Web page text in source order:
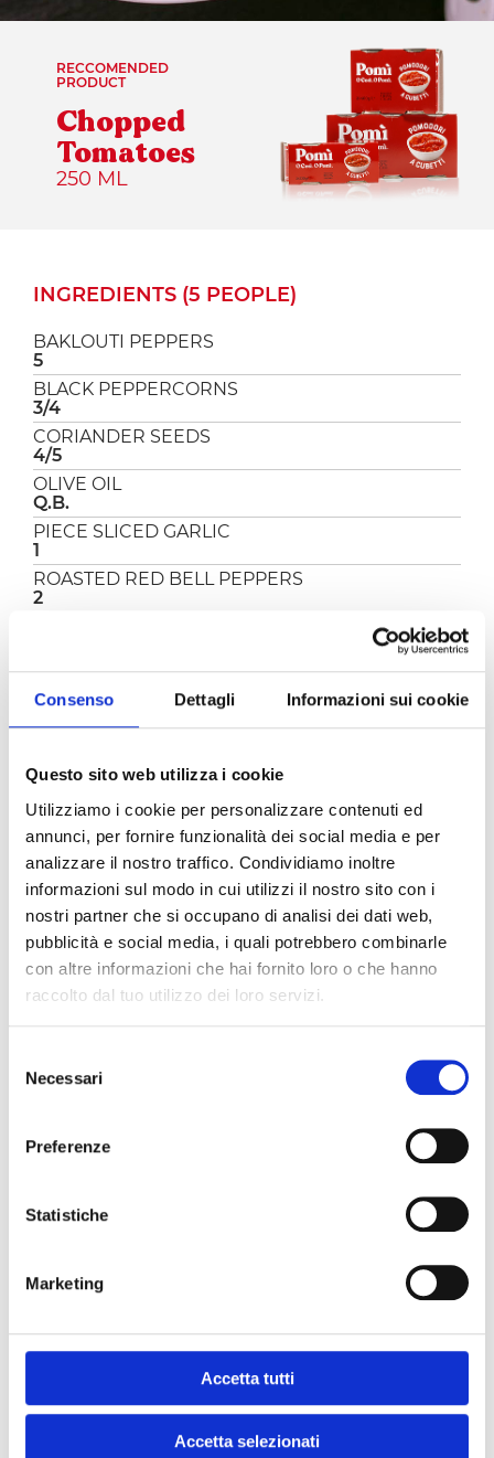
Consenso Dettagli Informazioni sui cookie
Questo sito web utilizza i cookie
Utilizziamo i cookie per personalizzare contenuti ed
annunci, per fornire funzionalità dei social media e per
analizzare il nostro traffico. Condividiamo inoltre
informazioni sul modo in cui utilizzi il nostro sito con i
nostri partner che si occupano di analisi dei dati web,
pubblicità e social media, i quali potrebbero combinarle
con altre informazioni che hai fornito loro o che hanno
raccolto dal tuo utilizzo dei loro servizi.
delNecessari
Preferenze
Statistiche
Marketing
Accetta tutti
Accetta selezionati
RECCOMENDED
PRODUCT
Chopped
Tomatoes
250 ML
INGREDIENTS (5 PEOPLE)
BAKLOUTI PEPPERS
5
BLACK PEPPERCORNS
3/4
CORIANDER SEEDS
4/5
OLIVE OIL
Q.B.
PIECE SLICED GARLIC
1
ROASTED RED BELL PEPPERS
2
SERRANO PEPPERS
2
ZAATAR
PREPARATION
Roast the red bell peppers in an oven or stove
stop (should not get charred). Blend the roasted
bell peppers well withPomì chopped
tomatoes
, Baklouti peppers, Serrano peppers,
sliced garlic, black peppercorns, olive oil,
coriander seeds, zaatar, saffron. Optional:
squeeze one fresh lemon and top with